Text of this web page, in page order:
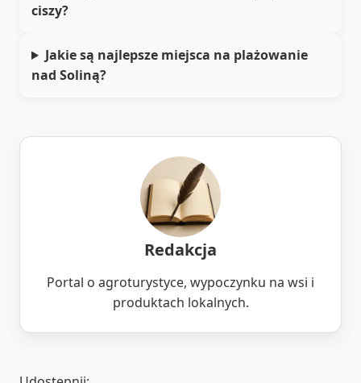
ciszy?
Jakie są najlepsze miejsca na plażowanie
nad Soliną?
Redakcja
Portal o agroturystyce, wypoczynku na wsi i
produktach lokalnych.